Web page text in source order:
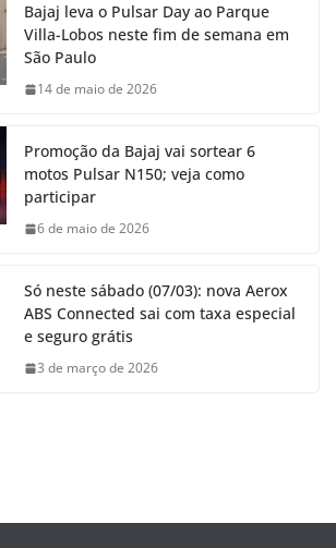
Bajaj leva o Pulsar Day ao Parque
Villa-Lobos neste fim de semana em
São Paulo
14 de maio de 2026
Promoção da Bajaj vai sortear 6
motos Pulsar N150; veja como
participar
6 de maio de 2026
Só neste sábado (07/03): nova Aerox
ABS Connected sai com taxa especial
e seguro grátis
3 de março de 2026